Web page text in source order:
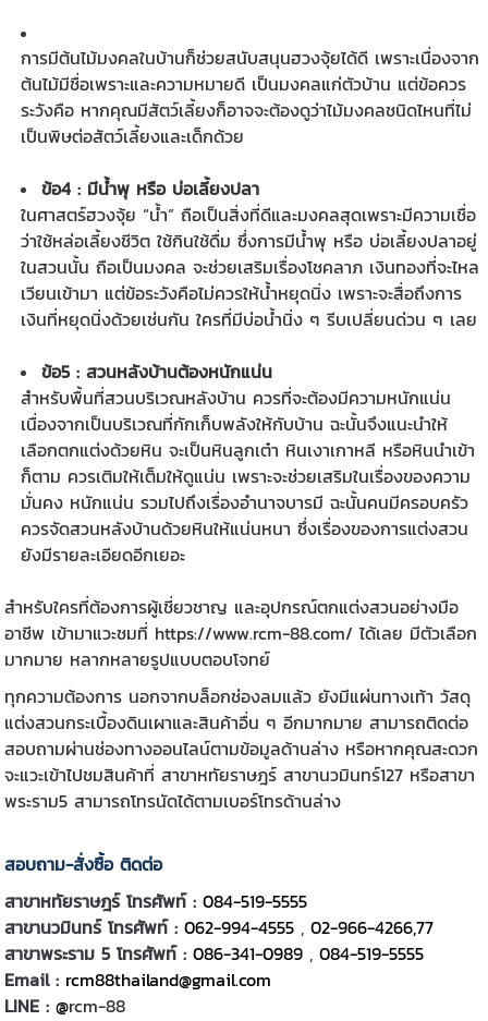
การมีต้นไม้มงคลในบ้านก็ช่วยสนับสนุนฮวงจุ้ยได้ดี เพราะเนื่องจาก
ต้นไม้มีชื่อเพราะและความหมายดี เป็นมงคลแก่ตัวบ้าน แต่ข้อควร
ระวังคือ หากคุณมีสัตว์เลี้ยงก็อาจจะต้องดูว่าไม้มงคลชนิดไหนที่ไม่
เป็นพิษต่อสัตว์เลี้ยงและเด็กด้วย
ข้อ4 : มีน้ำพุ หรือ บ่อเลี้ยงปลา
ในศาสตร์ฮวงจุ้ย “น้ำ” ถือเป็นสิ่งที่ดีและมงคลสุดเพราะมีความเชื่อ
ว่าใช้หล่อเลี้ยงชีวิต ใช้กินใช้ดื่ม ซึ่งการมีน้ำพุ หรือ บ่อเลี้ยงปลาอยู่
ในสวนนั้น ถือเป็นมงคล จะช่วยเสริมเรื่องโชคลาภ เงินทองที่จะไหล
เวียนเข้ามา แต่ข้อระวังคือไม่ควรให้น้ำหยุดนิ่ง เพราะจะสื่อถึงการ
เงินที่หยุดนิ่งด้วยเช่นกัน ใครที่มีบ่อน้ำนิ่ง ๆ รีบเปลี่ยนด่วน ๆ เลย
ข้อ5 : สวนหลังบ้านต้องหนักแน่น
สำหรับพื้นที่สวนบริเวณหลังบ้าน ควรที่จะต้องมีความหนักแน่น
เนื่องจากเป็นบริเวณที่กักเก็บพลังให้กับบ้าน ฉะนั้นจึงแนะนำให้
เลือกตกแต่งด้วยหิน จะเป็นหินลูกเต๋า หินเงาเกาหลี หรือหินนำเข้า
ก็ตาม ควรเติมให้เต็มให้ดูแน่น เพราะจะช่วยเสริมในเรื่องของความ
มั่นคง หนักแน่น รวมไปถึงเรื่องอำนาจบารมี ฉะนั้นคนมีครอบครัว
ควรจัดสวนหลังบ้านด้วยหินให้แน่นหนา ซึ่งเรื่องของการแต่งสวน
ยังมีรายละเอียดอีกเยอะ
สำหรับใครที่ต้องการผู้เชี่ยวชาญ และอุปกรณ์ตกแต่งสวนอย่างมือ
อาชีพ เข้ามาแวะชมที่ https://www.rcm-88.com/ ได้เลย มีตัวเลือก
มากมาย หลากหลายรูปแบบตอบโจทย์
ทุกความต้องการ นอกจากบล็อกช่องลมแล้ว ยังมีแผ่นทางเท้า วัสดุ
แต่งสวนกระเบื้องดินเผาและสินค้าอื่น ๆ อีกมากมาย สามารถติดต่อ
สอบถามผ่านช่องทางออนไลน์ตามข้อมูลด้านล่าง หรือหากคุณสะดวก
จะแวะเข้าไปชมสินค้าที่ สาขาหทัยราษฎร์ สาขานวมินทร์127 หรือสาขา
พระราม5 สามารถโทรนัดได้ตามเบอร์โทรด้านล่าง
สอบถาม-สั่งซื้อ ติดต่อ
สาขาหทัยราษฎร์ โทรศัพท์ : 084-519-5555
สาขานวมินทร์ โทรศัพท์ : 062-994-4555 ,02-966-4266,77
สาขาพระราม 5 โทรศัพท์ : 086-341-0989 ,084-519-5555
Email : rcm88thailand@gmail.com
LINE : @rcm-88